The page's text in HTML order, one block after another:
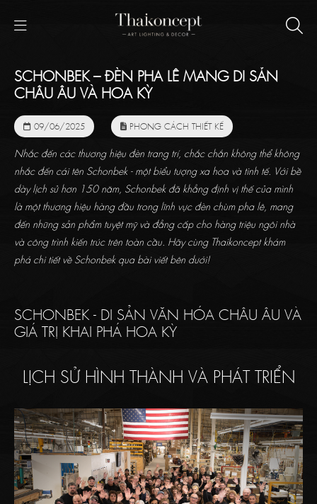
SCHONBEK – ĐÈN PHA LÊ MANG DI SẢN
CHÂU ÂU VÀ HOA KỲ
09/06/2025 PHONG CÁCH THIẾT KẾ
Nhắc đến các thương hiệu đèn trang trí, chắc chắn không thể không
nhắc đến cái tên Schonbek - một biểu tượng xa hoa và tinh tế. Với bề
dày lịch sử hơn 150 năm, Schonbek đã khẳng định vị thế của mình
là một thương hiệu hàng đầu trong lĩnh vực đèn chùm pha lê, mang
đến những sản phẩm tuyệt mỹ và đẳng cấp cho hàng triệu ngôi nhà
và công trình kiến trúc trên toàn cầu. Hãy cùng Thaikoncept khám
phá chi tiết về Schonbek qua bài viết bên dưới!
SCHONBEK - DI SẢN VĂN HÓA CHÂU ÂU VÀ
GIÁ TRỊ KHAI PHÁ HOA KỲ
LỊCH SỬ HÌNH THÀNH VÀ PHÁT TRIỂN